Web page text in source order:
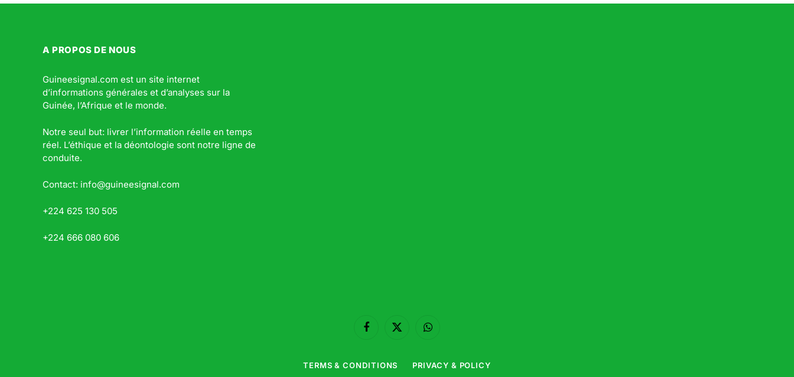
A PROPOS DE NOUS
Guineesignal.com est un site internet
d’informations générales et d’analyses sur la
Guinée, l’Afrique et le monde.
Notre seul but: livrer l’information réelle en temps
réel. L’éthique et la déontologie sont notre ligne de
conduite.
Contact: info@guineesignal.com
+224 625 130 505
+224 666 080 606
Facebook
X
WhatsApp
TERMS & CONDITIONS PRIVACY & POLICY